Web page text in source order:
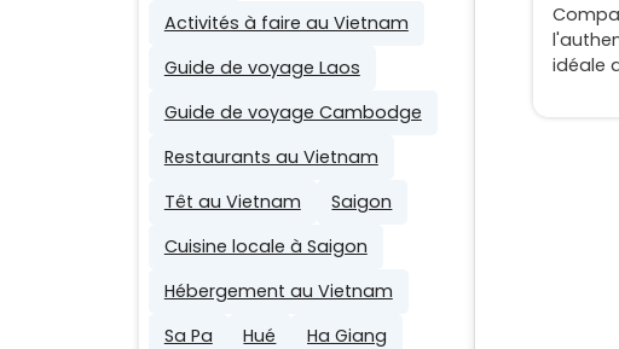
Activités à faire au Vietnam
Guide de voyage Laos
Guide de voyage Cambodge
Restaurants au Vietnam
Têt au Vietnam
Saigon
Cuisine locale à Saigon
Hébergement au Vietnam
Sa Pa
Hué
Ha Giang
idéale